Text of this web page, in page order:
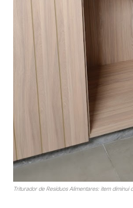
Triturador de Resíduos Alimentares: item